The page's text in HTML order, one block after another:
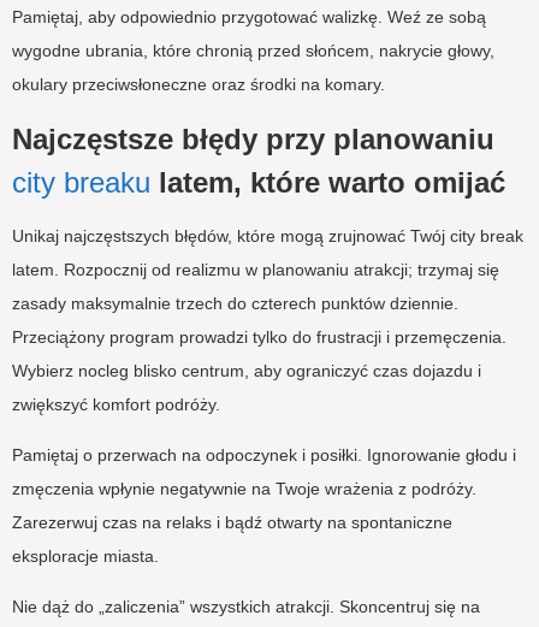
Pamiętaj, aby odpowiednio przygotować walizkę. Weź ze sobą
wygodne ubrania, które chronią przed słońcem, nakrycie głowy,
okulary przeciwsłoneczne oraz środki na komary.
Najczęstsze błędy przy planowaniu
city breaku latem, które warto omijać
Unikaj najczęstszych błędów, które mogą zrujnować Twój city break
latem. Rozpocznij od realizmu w planowaniu atrakcji; trzymaj się
zasady maksymalnie trzech do czterech punktów dziennie.
Przeciążony program prowadzi tylko do frustracji i przemęczenia.
Wybierz nocleg blisko centrum, aby ograniczyć czas dojazdu i
zwiększyć komfort podróży.
Pamiętaj o przerwach na odpoczynek i posiłki. Ignorowanie głodu i
zmęczenia wpłynie negatywnie na Twoje wrażenia z podróży.
Zarezerwuj czas na relaks i bądź otwarty na spontaniczne
eksploracje miasta.
Nie dąż do „zaliczenia” wszystkich atrakcji. Skoncentruj się na